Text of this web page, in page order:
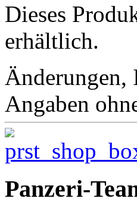
Dieses
erhältlich.
Angaben
Panzeri-